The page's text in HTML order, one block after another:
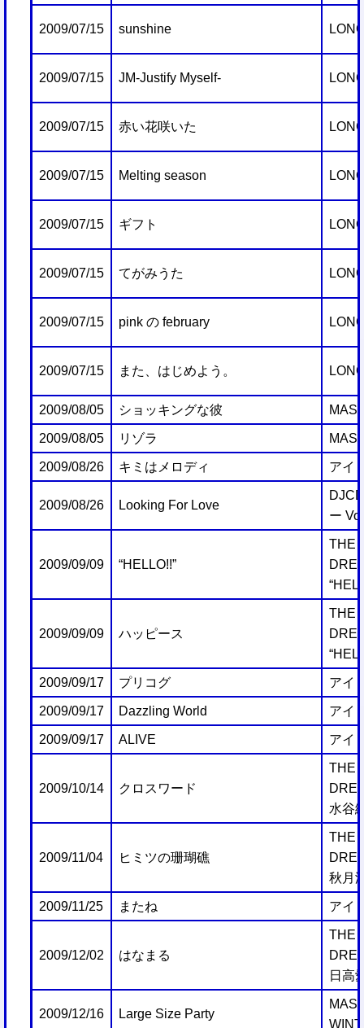
2009/07/15 sunshine
2009/07/15 JM-Justify Myself-
2009/07/15 赤い花咲いた
2009/07/15 Melting season
2009/07/15 ギフト
2009/07/15 てがみうた
2009/07/15 pink の february
2009/07/15 また、はじめよう。
2009/08/05 ショッキングな彼
2009/08/05 リゾラ
2009/08/26 キミはメロディ アイ
2009/08/26 Looking For Love
ー
2009/09/09 “HELLO!!”
THE
2009/09/09 ハッピース
THE
2009/09/17 プリコグ アイ
2009/09/17 Dazzling World アイ
2009/09/17 ALIVE アイ
2009/10/14 クロスワード
THE
水谷
2009/11/04 ヒミツの珊瑚礁
THE
秋月
2009/11/25 またね アイ
2009/12/02 はなまる
THE
日高
2009/12/16 Large Size Party